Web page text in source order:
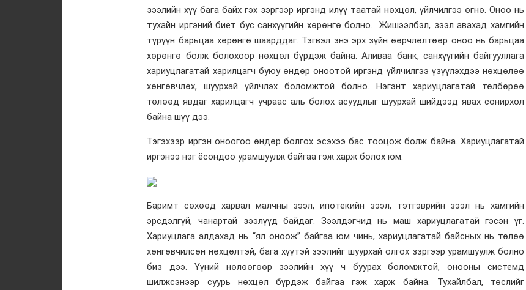
зээлийн хүү бага байх гэх зэргээр иргэнд илүү таатай нөхцөл, үйлчилгээ өгнө. Оноо нь
тухайн иргэний биет бус санхүүгийн хөрөнгө болно. Жишээлбэл, зээл авахад хамгийн
түрүүн барьцаа хөрөнгө шаарддаг. Тэгвэл энэ эрх зүйн өөрчлөлтөөр оноо нь барьцаа
хөрөнгө болж болохоор нөхцөл бүрдэж байна. Аливаа банк, санхүүгийн байгууллага
хариуцлагатай харилцагч буюу өндөр оноотой иргэнд үйлчилгээ үзүүлэхдээ нөхцөлөө
хөнгөвчлөх, шуурхай үйлчлэх боломжтой болно. Нэгэнт хариуцлагатай төлбөрөө
төлөөд явдаг харилцагч учраас аль болох асуудлыг шуурхай шийдээд явах сонирхол
байна шүү дээ.
Тэгэхээр иргэн оноогоо өндөр болгох эсэхээ бас тооцож болж байна. Хариуцлагатай
иргэнээ нэг ёсондоо урамшуулж байгаа гэж харж болох юм.
Баримт сөхөөд харвал малчны зээл, ипотекийн зээл, тэтгэврийн зээл нь хамгийн
эрсдэлгүй, чанартай зээлүүд байдаг. Зээлдэгчид нь маш хариуцлагатай гэсэн үг.
Хариуцлага алдахад нь “ял оноож” байгаа юм чинь, хариуцлагатай байсных нь төлөө
хөнгөвчилсөн нөхцөлтэй, бага хүүтэй зээлийг шуурхай олгох зэргээр урамшуулж болно
биз дээ. Үүний нөлөөгөөр зээлийн хүү ч буурах боломжтой, онооны системд
шилжсэнээр суурь нөхцөл бүрдэж байгаа гэж харж байна. Тухайлбал, төслийг